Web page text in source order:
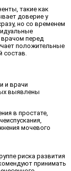
такие как
доверие у
но со временем
врачом перед
положительные
состав.
и врачи
выявлены
в простате,
мочевого
риска развития
принимать